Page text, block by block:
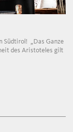
Südtirol! „Das Ganze
des Aristoteles gilt